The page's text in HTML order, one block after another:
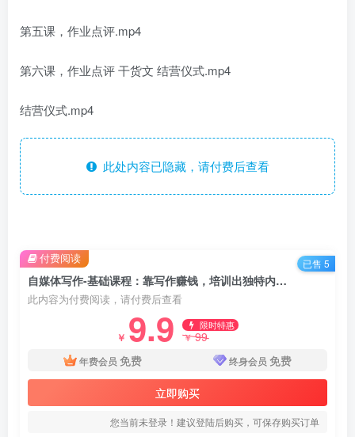
第五课，作业点评.mp4
第六课，作业点评 干货文 结营仪式.mp4
结营仪式.mp4
此处内容已隐藏，请付费后查看
自媒体写作-基础课程：靠写作赚钱，培训出独特内容风格 有自己粉丝群体
此内容为付费阅读，请付费后查看
￥ 9.9 限时特惠
￥99
年费会员 免费 终身会员 免费
立即购买
您当前未登录！建议登陆后购买，可保存购买订单
付费阅读 已售 5